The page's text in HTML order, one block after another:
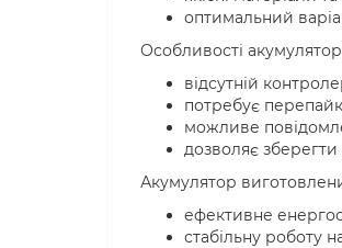
оптимальний
Особливості
відсутній
потребує
можливе
дозволяє
Акумулятор
ефективне
стабільну роботу